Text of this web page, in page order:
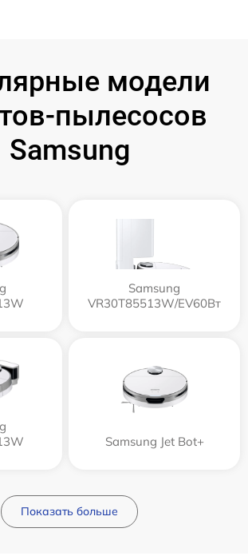
модели
пылесосов
Samsung
Samsung
VR30T85513W/EV60Вт
Samsung Jet Bot+
Показать больше